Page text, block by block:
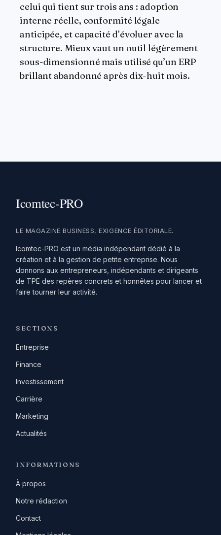
celui qui tient sur trois ans : adoption
interne réelle, conformité légale
anticipée, et capacité d’évoluer avec la
structure. Mieux vaut un outil légèrement
sous-dimensionné mais utilisé qu’un ERP
brillant abandonné après dix-huit mois.
LE MAGAZINE BUSINESS, EXIGENCE ÉDITORIALE.
Icomtec-PRO est un média indépendant dédié à la
création et à la gestion de petite entreprise. Nous
donnons aux entrepreneurs, indépendants et dirigeants
de TPE des repères concrets et honnêtes pour lancer et
faire tourner leur activité.
SECTIONS
Entreprise
Finance
Investissement
Carrière
Marketing
Actualités
INFORMATIONS
À propos
Notre rédaction
Contact